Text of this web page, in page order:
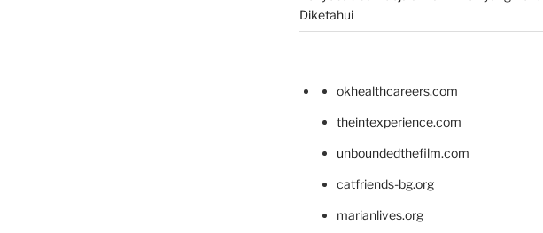
Diketahui
okhealthcareers.com
theintexperience.com
unboundedthefilm.com
catfriends-bg.org
marianlives.org